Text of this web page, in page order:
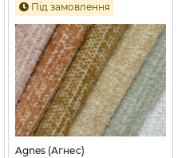
Під замовлення
Agnes (Агнес)